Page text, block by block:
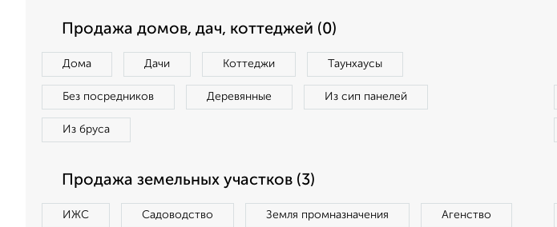
Продажа домов, дач, коттеджей (0)
Дома Дачи Коттеджи Таунхаусы
Без посредников Деревянные Из сип панелей
Из бруса
Продажа земельных участков (3)
ИЖС Садоводство Земля промназначения Агенство